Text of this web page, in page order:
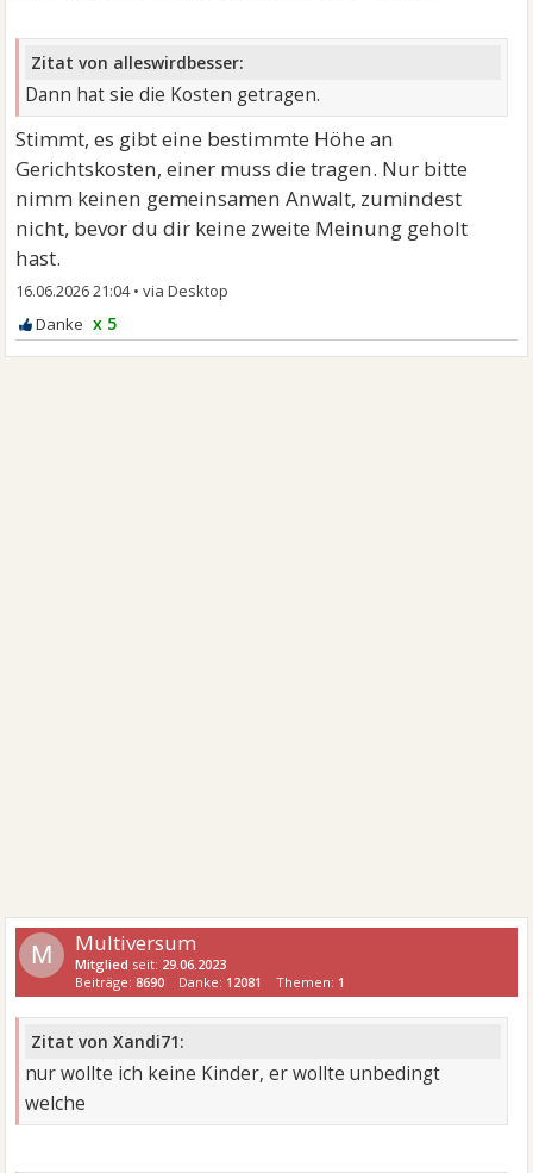
Zitat von alleswirdbesser:
Dann hat sie die Kosten getragen.
Stimmt, es gibt eine bestimmte Höhe an
Gerichtskosten, einer muss die tragen. Nur bitte
nimm keinen gemeinsamen Anwalt, zumindest
nicht, bevor du dir keine zweite Meinung geholt
hast.
16.06.2026 21:04•
x 5
M Multiversum
Mitglied seit: 29.06.2023
Beiträge:8690 Danke: 12081 Themen: 1
Zitat von Xandi71:
nur wollte ich keine Kinder, er wollte unbedingt
welche